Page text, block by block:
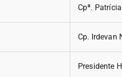
Cpª.
Cp. Irdevan
Presidente